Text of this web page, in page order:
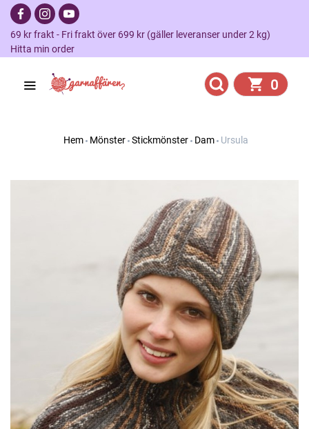
69 kr frakt - Fri frakt över 699 kr (gäller leveranser under 2 kg)
Hitta min order
0
Hem Mönster Stickmönster Dam Ursula